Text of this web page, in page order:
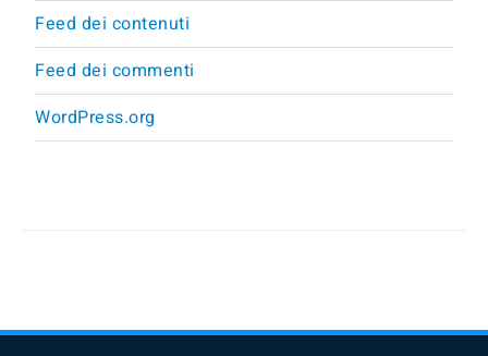
Feed dei contenuti
Feed dei commenti
WordPress.org